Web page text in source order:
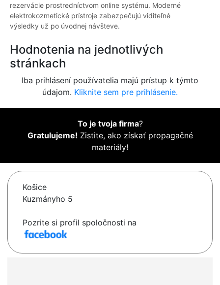
rezervácie prostredníctvom online systému. Moderné
elektrokozmetické prístroje zabezpečujú viditeľné
výsledky už po úvodnej návšteve.
Hodnotenia na jednotlivých
stránkach
Iba prihlásení používatelia majú prístup k týmto
údajom. Kliknite sem pre prihlásenie.
To je tvoja firma?
Gratulujeme! Zistite, ako získať propagačné
materiály!
Košice
Kuzmányho 5
Pozrite si profil spoločnosti na